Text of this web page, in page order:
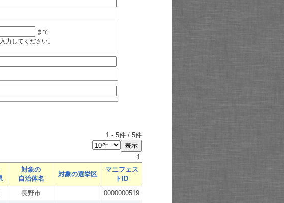
まで
してください。
1 - 5件 / 5件
1
対象の
自治体名
対象の選挙区
マニフェス
トID
長野市
0000000519